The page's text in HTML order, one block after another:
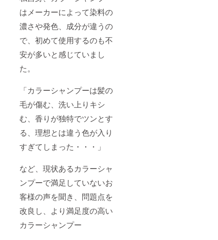
はメーカーによって染料の
濃さや発色、成分が違うの
で、初めて使用するのも不
安が多いと感じていまし
た。
「カラーシャンプーは髪の
毛が傷む、洗い上りキシ
む、香りが独特でツンとす
る、理想とは違う色が入り
すぎてしまった・・・」
など、現状あるカラーシャ
ンプーで満足していないお
客様の声を聞き、問題点を
改良し、より満足度の高い
カラーシャンプー